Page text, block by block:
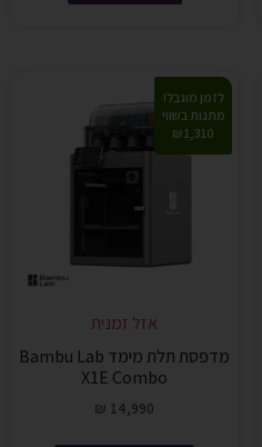
לזמן מוגבל!
מתנות בשווי
1,310 ₪
אזל זמנית
מדפסת תלת מימד Bambu Lab
X1E Combo
₪ 14,990